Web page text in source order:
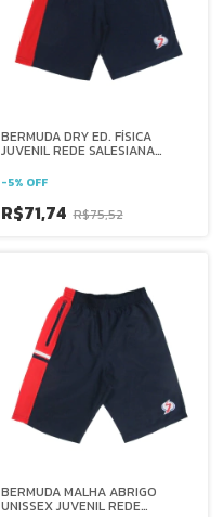
BERMUDA DRY ED. FÍSICA
JUVENIL REDE SALESIANA
-5% OFF
R$71,74 R$75,52
BERMUDA MALHA ABRIGO
UNISSEX JUVENIL REDE